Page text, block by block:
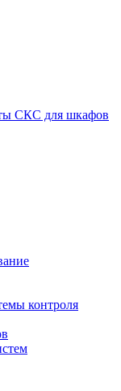
СКС для шкафов
контроля